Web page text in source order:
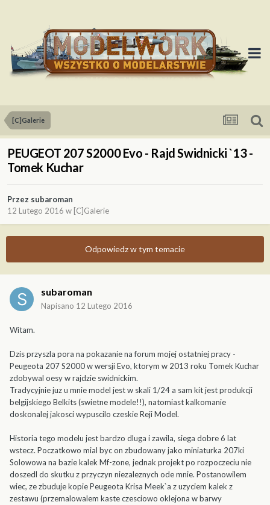
[C]Galerie
PEUGEOT 207 S2000 Evo - Rajd Swidnicki `13 -
Tomek Kuchar
Przez subaroman
12 Lutego 2016 w [C]Galerie
Odpowiedz w tym temacie
subaroman
Napisano 12 Lutego 2016
Witam.
Dzis przyszla pora na pokazanie na forum mojej ostatniej pracy -
Peugeota 207 S2000 w wersji Evo, ktorym w 2013 roku Tomek Kuchar
zdobywal oesy w rajdzie swidnickim.
Tradycyjnie juz u mnie model jest w skali 1/24 a sam kit jest produkcji
belgijskiego Belkits (swietne modele!!), natomiast kalkomanie
doskonalej jakosci wypuscilo czeskie Reji Model.
Historia tego modelu jest bardzo dluga i zawila, siega dobre 6 lat
wstecz. Poczatkowo mial byc on zbudowany jako miniaturka 207ki
Solowowa na bazie kalek Mf-zone, jednak projekt po rozpoczeciu nie
doszedl do skutku z przyczyn niezaleznych ode mnie. Postanowilem
wiec, ze zbuduje kopie Peugeota Krisa Meek`a z uzyciem kalek z
zestawu (przemalowalem kaste czesciowo oklejona w barwy